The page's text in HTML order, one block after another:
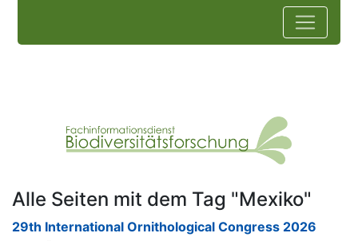
Alle Seiten mit dem Tag "Mexiko"
29th International Ornithological Congress 2026